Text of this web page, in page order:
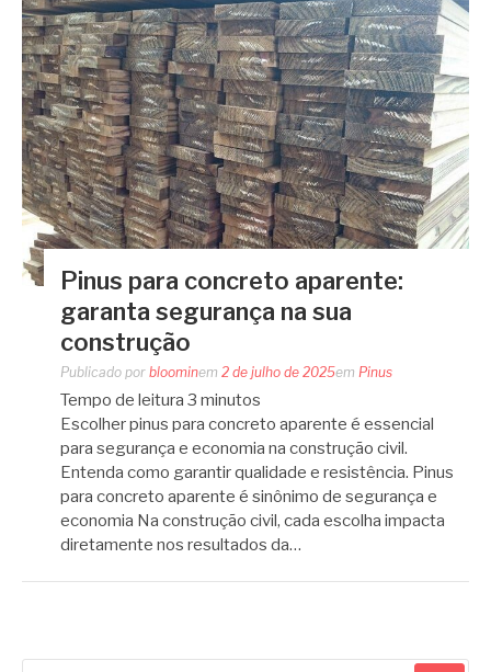
Pinus para concreto aparente:
garanta segurança na sua
construção
Publicado por bloominem 2 de julho de 2025em Pinus
Tempo de leitura 3 minutos
Escolher pinus para concreto aparente é essencial
para segurança e economia na construção civil.
Entenda como garantir qualidade e resistência. Pinus
para concreto aparente é sinônimo de segurança e
economia Na construção civil, cada escolha impacta
diretamente nos resultados da…